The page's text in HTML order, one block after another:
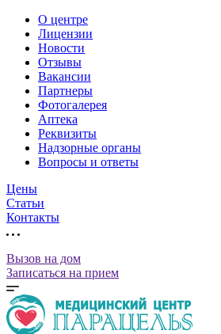
О центре
Лицензии
Новости
Отзывы
Вакансии
Партнеры
Фотогалерея
Аптека
Реквизиты
Надзорные органы
Вопросы и ответы
Цены
Статьи
Контакты
Вызов на дом
Записаться на прием